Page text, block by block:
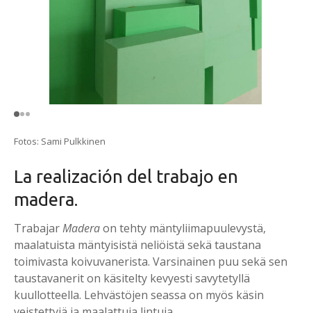
Fotos: Sami Pulkkinen
La realización del trabajo en
madera.
TrabajarMaderaon tehty mäntyliimapuulevystä,
maalatuista mäntyisistä neliöistä sekä taustana
toimivasta koivuvanerista. Varsinainen puu sekä sen
taustavanerit on käsitelty kevyesti savytetyllä
kuullotteella. Lehvästöjen seassa on myös käsin